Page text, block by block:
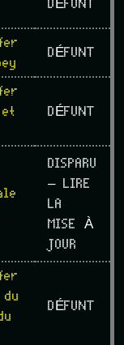
DÉFUNT
DÉFUNT
DÉFUNT
DISPARU
– LIRE
LA
MISE À
JOUR
DÉFUNT